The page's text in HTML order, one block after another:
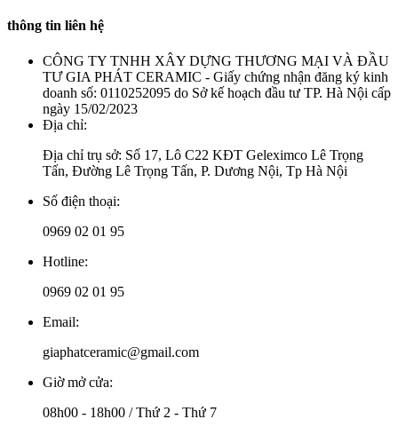
thông tin liên hệ
CÔNG TY TNHH XÂY DỰNG THƯƠNG MẠI VÀ ĐẦU
TƯ GIA PHÁT CERAMIC - Giấy chứng nhận đăng ký kinh
doanh số: 0110252095 do Sở kế hoạch đầu tư TP. Hà Nội cấp
ngày 15/02/2023
Địa chỉ:
Địa chỉ trụ sở: Số 17, Lô C22 KĐT Geleximco Lê Trọng
Tấn, Đường Lê Trọng Tấn, P. Dương Nội, Tp Hà Nội
Số điện thoại:
0969 02 01 95
Hotline:
0969 02 01 95
Email:
giaphatceramic@gmail.com
Giờ mở cửa:
08h00 - 18h00 / Thứ 2 - Thứ 7